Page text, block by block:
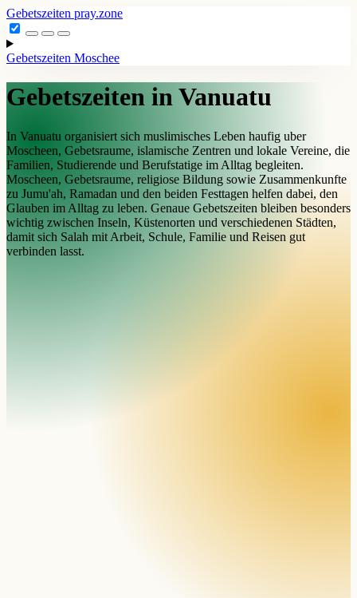
Gebetszeiten pray.zone
Gebetszeiten Moschee
Gebetszeiten in Vanuatu
In Vanuatu organisiert sich muslimisches Leben haufig uber
Moscheen, Gebetsraume, islamische Zentren und lokale Vereine, die
Familien, Studierende und Berufstatige im Alltag begleiten.
Moscheen, Gebetsraume, religiose Bildung sowie Zusammenkunfte
zu Jumu'ah, Ramadan und den beiden Festtagen helfen dabei, den
Glauben im Alltag zu leben. Genaue Gebetszeiten bleiben besonders
wichtig zwischen Inseln, Küstenorten und verschiedenen Städten,
damit sich Salah mit Arbeit, Schule, Familie und Reisen gut
verbinden lasst.